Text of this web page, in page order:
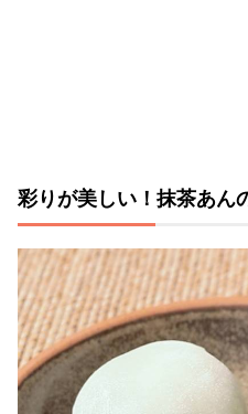
彩りが美しい！抹茶あん